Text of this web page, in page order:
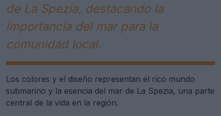
de La Spezia, destacando la
importancia del mar para la
comunidad local.
Los colores y el diseño representan el rico mundo
submarino y la esencia del mar de La Spezia, una parte
central de la vida en la región.